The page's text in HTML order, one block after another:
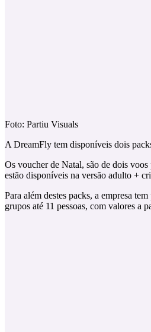
Foto: Partiu Visuals
A DreamFly tem disponíveis dois
Os voucher de Natal, são de dois
estão disponíveis na versão adulto +
Para além destes packs, a empresa
grupos até 11 pessoas, com valores a